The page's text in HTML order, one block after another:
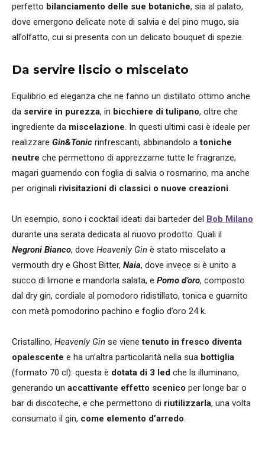
perfetto bilanciamento delle sue botaniche, sia al palato,
dove emergono delicate note di salvia e del pino mugo, sia
all’olfatto, cui si presenta con un delicato bouquet di spezie.
Da servire liscio o miscelato
Equilibrio ed eleganza che ne fanno un distillato ottimo anche
da servire in purezza, in bicchiere di tulipano, oltre che
ingrediente da miscelazione. In questi ultimi casi è ideale per
realizzare Gin&Tonic rinfrescanti, abbinandolo atoniche
neutre che permettono di apprezzarne tutte le fragranze,
magari guarnendo con foglia di salvia o rosmarino, ma anche
per originali rivisitazioni di classici o nuove creazioni.
Un esempio, sono i cocktail ideati dai barteder del Bob Milano
durante una serata dedicata al nuovo prodotto. Quali il
Negroni Bianco, dove Heavenly Gin è stato miscelato a
vermouth dry e Ghost Bitter, Naia, dove invece si è unito a
succo di limone e mandorla salata, e Pomo d’oro, composto
dal dry gin, cordiale al pomodoro ridistillato, tonica e guarnito
con metà pomodorino pachino e foglio d’oro 24 k.
Cristallino, Heavenly Gin se vienetenuto in fresco diventa
opalescente e ha un’altra particolarità nella sua bottiglia
(formato 70 cl): questa è dotata di 3 led che la illuminano,
generando un accattivante effetto scenico per longe bar o
bar di discoteche, e che permettono di riutilizzarla, una volta
consumato il gin, come elemento d’arredo.